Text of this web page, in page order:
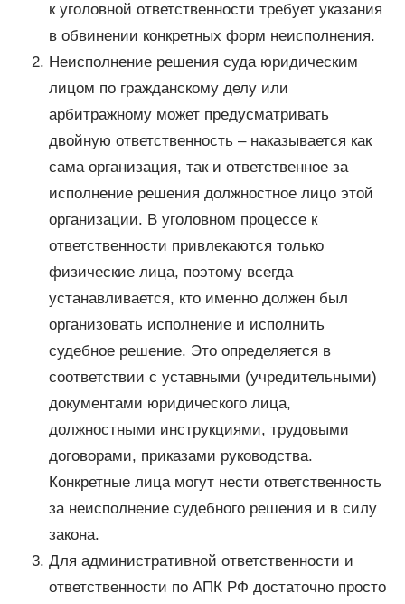
к уголовной ответственности требует указания
в обвинении конкретных форм неисполнения.
Неисполнение решения суда юридическим
лицом по гражданскому делу или
арбитражному может предусматривать
двойную ответственность – наказывается как
сама организация, так и ответственное за
исполнение решения должностное лицо этой
организации. В уголовном процессе к
ответственности привлекаются только
физические лица, поэтому всегда
устанавливается, кто именно должен был
организовать исполнение и исполнить
судебное решение. Это определяется в
соответствии с уставными (учредительными)
документами юридического лица,
должностными инструкциями, трудовыми
договорами, приказами руководства.
Конкретные лица могут нести ответственность
за неисполнение судебного решения и в силу
закона.
Для административной ответственности и
ответственности по АПК РФ достаточно просто